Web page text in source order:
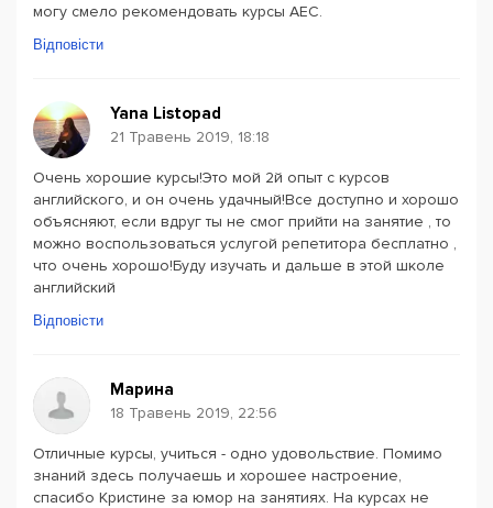
могу смело рекомендовать курсы AEC.
Відповісти
Yana Listopad
21 Травень 2019, 18:18
Очень хорошие курсы!Это мой 2й опыт с курсов
английского, и он очень удачный!Все доступно и хорошо
объясняют, если вдруг ты не смог прийти на занятие , то
можно воспользоваться услугой репетитора бесплатно ,
что очень хорошо!Буду изучать и дальше в этой школе
английский
Відповісти
Марина
18 Травень 2019, 22:56
Отличные курсы, учиться - одно удовольствие. Помимо
знаний здесь получаешь и хорошее настроение,
спасибо Кристине за юмор на занятиях. На курсах не